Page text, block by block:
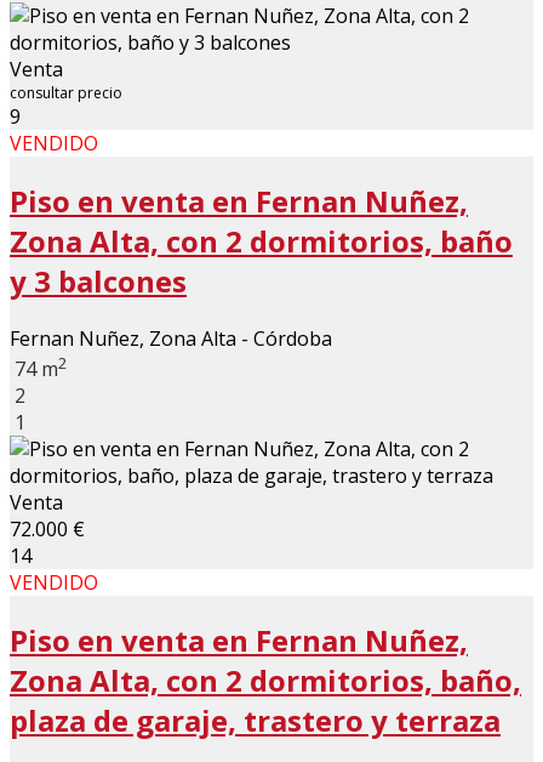
Venta
consultar precio
9
VENDIDO
Piso en venta en Fernan Nuñez,
Zona Alta, con 2 dormitorios, baño
y 3 balcones
Fernan Nuñez, Zona Alta - Córdoba
74 m2
2
1
Venta
72.000 €
14
VENDIDO
Piso en venta en Fernan Nuñez,
Zona Alta, con 2 dormitorios, baño,
plaza de garaje, trastero y terraza